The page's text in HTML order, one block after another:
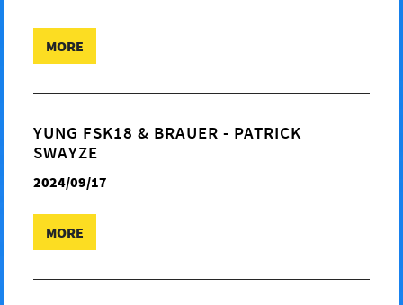
MORE
YUNG FSK18 & BRAUER - PATRICK
SWAYZE
2024/09/17
MORE